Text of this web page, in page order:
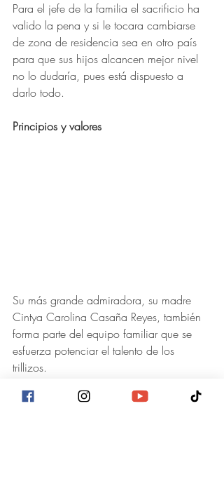
Para el jefe de la familia el sacrificio ha
valido la pena y si le tocara cambiarse
de zona de residencia sea en otro país
para que sus hijos alcancen mejor nivel
no lo dudaría, pues está dispuesto a
darlo todo.
Principios y valores
Su más grande admiradora, su madre
Cintya Carolina Casaña Reyes, también
forma parte del equipo familiar que se
esfuerza potenciar el talento de los
trillizos.
Ella, conoce las personalidades de cada